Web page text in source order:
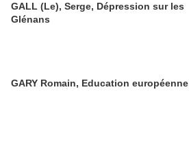
GALL (Le), Serge, Dépression sur les
Glénans
GARY Romain, Education européenne